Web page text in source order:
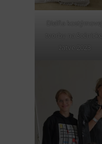
Dielňa kostýmovej
tvorby na Scénickej
žatve 2023